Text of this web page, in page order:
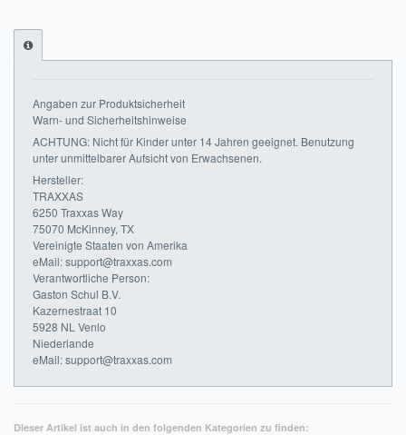
FAQ
ÜBER UNS
Was wir bieten
Unsere Philosophie
KONTAKT
MEIN KONTO
WARENKORB
Angaben zur Produktsicherheit
Warn- und Sicherheitshinweise
ACHTUNG: Nicht für Kinder unter 14 Jahren geeignet. Benutzung
unter unmittelbarer Aufsicht von Erwachsenen.
Hersteller:
TRAXXAS
6250 Traxxas Way
75070 McKinney, TX
Vereinigte Staaten von Amerika
eMail: support@traxxas.com
Verantwortliche Person:
Gaston Schul B.V.
Kazernestraat 10
5928 NL Venlo
Niederlande
eMail: support@traxxas.com
Dieser Artikel ist auch in den folgenden Kategorien zu finden: